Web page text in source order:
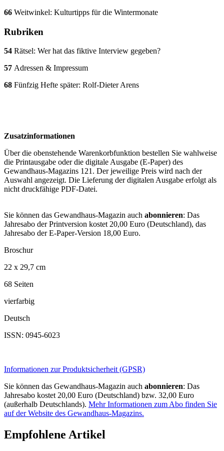
66 Weitwinkel: Kulturtipps für die Wintermonate
Rubriken
54 Rätsel: Wer hat das fiktive Interview gegeben?
57 Adressen & Impressum
68 Fünfzig Hefte später: Rolf-Dieter Arens
Zusatzinformationen
Über die obenstehende Warenkorbfunktion bestellen Sie wahlweise
die Printausgabe oder die digitale Ausgabe (E-Paper) des
Gewandhaus-Magazins 121. Der jeweilige Preis wird nach der
Auswahl angezeigt. Die Lieferung der digitalen Ausgabe erfolgt als
nicht druckfähige PDF-Datei.
Sie können das Gewandhaus-Magazin auch abonnieren: Das
Jahresabo der Printversion kostet 20,00 Euro (Deutschland), das
Jahresabo der E-Paper-Version 18,00 Euro.
Broschur
22 x 29,7 cm
68 Seiten
vierfarbig
Deutsch
ISSN: 0945-6023
Informationen zur Produktsicherheit (GPSR)
Sie können das Gewandhaus-Magazin auch abonnieren: Das
Jahresabo kostet 20,00 Euro (Deutschland) bzw. 32,00 Euro
(außerhalb Deutschlands). Mehr Informationen zum Abo finden Sie
auf der Website des Gewandhaus-Magazins.
Empfohlene Artikel